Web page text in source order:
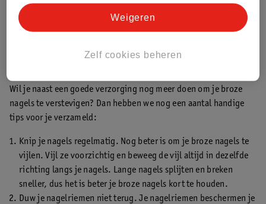
Wil je naast een goede verzorging nog meer doen om je broze
nagels te verstevigen? Dan hebben we nog een aantal handige
tips voor je verzameld:
Knip je nagels regelmatig. Nog beter is om je broze nagels te
vijlen. Vijl ze voorzichtig en beweeg de vijl altijd in dezelfde
richting langs je nagels. Lange nagels splijten en breken
sneller, dus het is beter je broze nagels kort te houden.
Duw je nagelriemen niet terug. Je nagelriemen beschermen je
Zelf cookies beheren
Weigeren